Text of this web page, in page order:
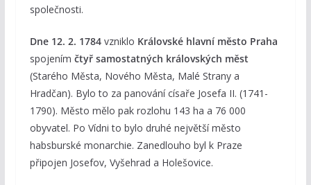
společnosti.
Dne 12. 2. 1784 vzniklo Královské hlavní město Praha
spojením čtyř samostatných královských měst
(Starého Města, Nového Města, Malé Strany a
Hradčan). Bylo to za panování císaře Josefa II. (1741-
1790). Město mělo pak rozlohu 143 ha a 76 000
obyvatel. Po Vídni to bylo druhé největší město
habsburské monarchie. Zanedlouho byl k Praze
připojen Josefov, Vyšehrad a Holešovice.